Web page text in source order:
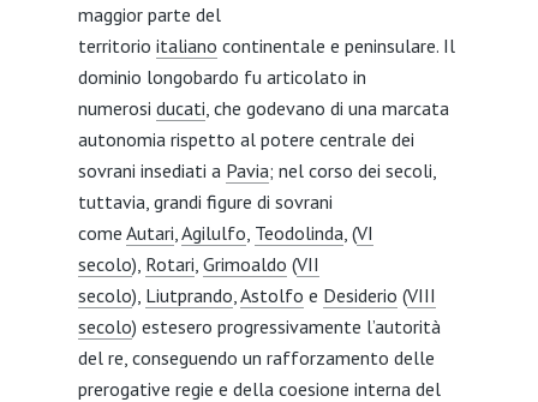
maggior parte del
territorio italiano continentale e peninsulare. Il
dominio longobardo fu articolato in
numerosi ducati , che godevano di una marcata
autonomia rispetto al potere centrale dei
sovrani insediati a Pavia; nel corso dei secoli,
tuttavia, grandi figure di sovrani
come Autari Agilulfo Teodolinda , (VI
secolo), Rotari Grimoaldo (VII
secolo), Liutprando Astolfo e Desiderio (VIII
secolo) estesero progressivamente l’autorità
del re, conseguendo un rafforzamento delle
prerogative regie e della coesione interna del